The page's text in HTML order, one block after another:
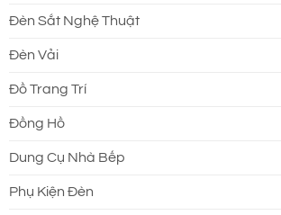
Đèn Sắt Nghệ Thuật
Đèn Vải
Đồ Trang Trí
Đồng Hồ
Dung Cụ Nhà Bếp
Phụ Kiện Đèn